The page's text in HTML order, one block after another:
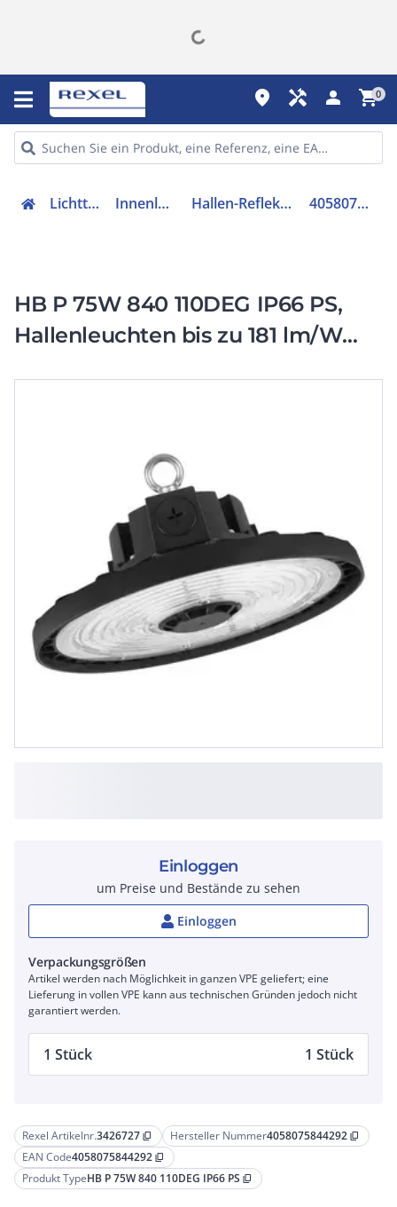
place handyman person shopping_cart0
Lichttechnik Innenleuchten Hallen-Reflektorleuchte 4058075844292
HB P 75W 840 110DEG IP66 PS,
Hallenleuchten bis zu 181 lm/W
Rexel Artikelnr.3426727 content_copy Hersteller Nummer4058075844292 content_copy
EAN Code4058075844292 content_copy
Produkt TypeHB P 75W 840 110DEG IP66 PS content_copy
Einloggen
um Preise und Bestände zu sehen
Einloggen
Verpackungsgrößen
Artikel werden nach Möglichkeit in ganzen VPE geliefert; eine
Lieferung in vollen VPE kann aus technischen Gründen jedoch nicht
garantiert werden.
1 Stück 1 Stück